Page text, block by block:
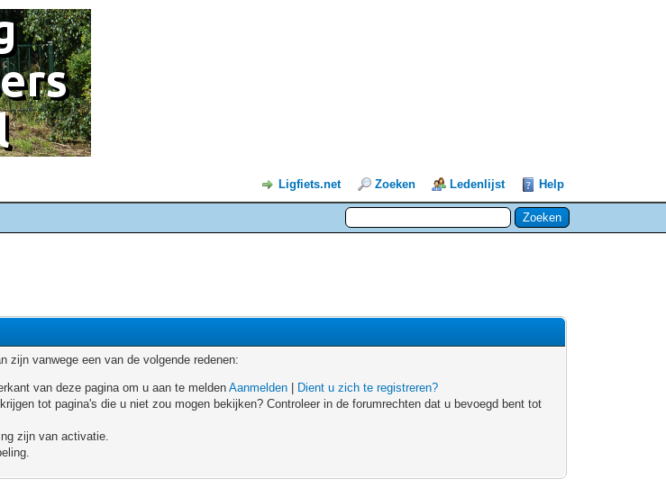
Ligfiets.net Zoeken Ledenlijst Help
zijn vanwege een van de volgende redenen:
van deze pagina om u aan te meldenAanmelden
Dient u zich te registreren?
tot pagina's die u niet zou mogen bekijken? Controleer in de forumrechten dat u bevoegd bent tot
zijn van activatie.